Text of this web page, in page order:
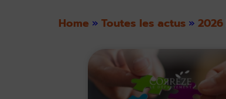
Home » Toutes les actus » 2026